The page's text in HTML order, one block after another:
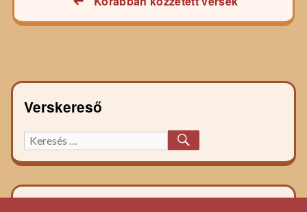
navigáció
Verskereső
Keresett
főzelék